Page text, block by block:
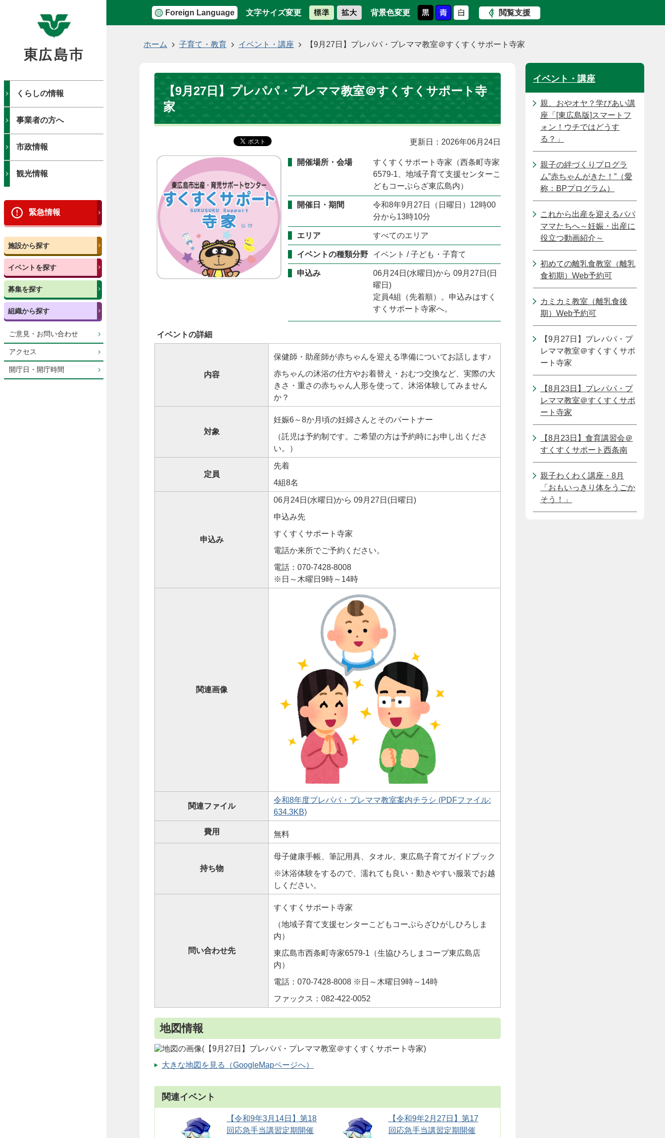
Foreign Language 文字サイズ変更 背景色変更 閲覧支援
くらしの情報
事業者の方へ
市政情報
観光情報
緊急情報
施設から探す
イベントを探す
募集を探す
組織から探す
ご意見・お問い合わせ
アクセス
開庁日・開庁時間
ホーム 子育て・教育 イベント・講座 【9月27日】プレパパ・プレママ教室＠すくすくサポート寺家
【9月27日】プレパパ・プレママ教室＠すくすくサポート寺
家
更新日：2026年06月24日
開催場所・会場
すくすくサポート寺家（西条町寺家
6579-1、地域子育て支援センターこ
どもコーぷらざ東広島内）
開催日・期間
令和8年9月27日（日曜日）12時00
分から13時10分
エリア すべてのエリア
イベントの種類分野 イベント / 子ども・子育て
申込み
06月24日(水曜日)から 09月27日(日
曜日)
定員4組（先着順）。申込みはすく
すくサポート寺家へ。
イベントの詳細
内容
保健師・助産師が赤ちゃんを迎える準備についてお話します♪
赤ちゃんの沐浴の仕方やお着替え・おむつ交換など、実際の大
きさ・重さの赤ちゃん人形を使って、沐浴体験してみません
か？
対象
妊娠6～8か月頃の妊婦さんとそのパートナー
（託児は予約制です。ご希望の方は予約時にお申し出くださ
い。）
定員
先着
4組8名
申込み
06月24日(水曜日)から 09月27日(日曜日)
申込み先
すくすくサポート寺家
電話か来所でご予約ください。
電話：070-7428-8008
※日～木曜日9時～14時
関連画像
関連ファイル
令和8年度プレパパ・プレママ教室案内チラシ (PDFファイル:
634.3KB)
費用 無料
持ち物
母子健康手帳、筆記用具、タオル、東広島子育てガイドブック
※沐浴体験をするので、濡れても良い・動きやすい服装でお越
しください。
問い合わせ先
すくすくサポート寺家
（地域子育て支援センターこどもコーぷらざひがしひろしま
内）
東広島市西条町寺家6579-1（生協ひろしまコープ東広島店
内）
電話：070-7428-8008 ※日～木曜日9時～14時
ファックス：082-422-0052
地図情報
大きな地図を見る（GoogleMapページへ）
関連イベント
【令和9年3月14日】第18
回応急手当講習定期開催
【令和9年2月27日】第17
回応急手当講習定期開催
イベント・講座
親、おやオヤ？学びあい講
座「[東広島版]スマートフ
ォン！ウチではどうす
る？」
親子の絆づくりプログラ
ム”赤ちゃんがきた！”（愛
称：BPプログラム）
これから出産を迎えるパパ
ママたちへ～妊娠・出産に
役立つ動画紹介～
初めての離乳食教室（離乳
食初期）Web予約可
カミカミ教室（離乳食後
期）Web予約可
【9月27日】プレパパ・プ
レママ教室＠すくすくサポ
ート寺家
【8月23日】プレパパ・プ
レママ教室＠すくすくサポ
ート寺家
【8月23日】食育講習会＠
すくすくサポート西条南
親子わくわく講座・8月
「おもいっきり体をうごか
そう！」